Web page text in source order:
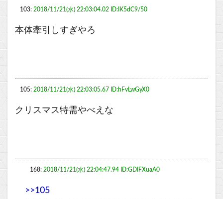
103: 2018/11/21(水) 22:03:04.02 ID:IK5dC9/50
本体牽引しすぎやろ
105: 2018/11/21(水) 22:03:05.67 ID:hFvLwGyX0
クリスマス特需やべえな
168: 2018/11/21(水) 22:04:47.94 ID:GDIFXuaA0
>>105